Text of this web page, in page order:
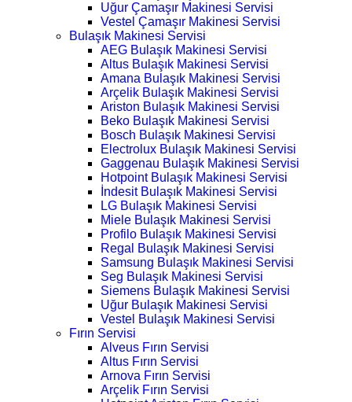
Uğur Çamaşır Makinesi Servisi
Vestel Çamaşır Makinesi Servisi
Bulaşık Makinesi Servisi
AEG Bulaşık Makinesi Servisi
Altus Bulaşık Makinesi Servisi
Amana Bulaşık Makinesi Servisi
Arçelik Bulaşık Makinesi Servisi
Ariston Bulaşık Makinesi Servisi
Beko Bulaşık Makinesi Servisi
Bosch Bulaşık Makinesi Servisi
Electrolux Bulaşık Makinesi Servisi
Gaggenau Bulaşık Makinesi Servisi
Hotpoint Bulaşık Makinesi Servisi
İndesit Bulaşık Makinesi Servisi
LG Bulaşık Makinesi Servisi
Miele Bulaşık Makinesi Servisi
Profilo Bulaşık Makinesi Servisi
Regal Bulaşık Makinesi Servisi
Samsung Bulaşık Makinesi Servisi
Seg Bulaşık Makinesi Servisi
Siemens Bulaşık Makinesi Servisi
Uğur Bulaşık Makinesi Servisi
Vestel Bulaşık Makinesi Servisi
Fırın Servisi
Alveus Fırın Servisi
Altus Fırın Servisi
Arnova Fırın Servisi
Arçelik Fırın Servisi